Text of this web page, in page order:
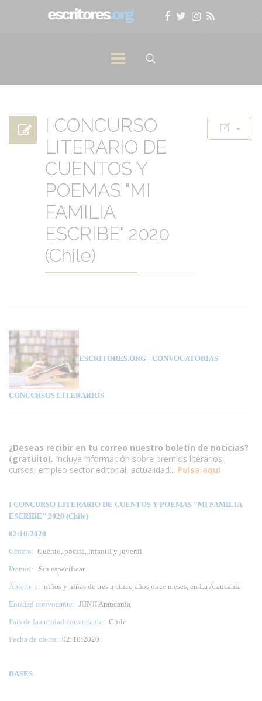
I CONCURSO
LITERARIO DE
CUENTOS Y
POEMAS "MI
FAMILIA
ESCRIBE" 2020
(Chile)
ESCRITORES.ORG - CONVOCATORIAS
CONCURSOS LITERARIOS
¿Deseas recibir en tu correo nuestro boletín de noticias?
(gratuito). Incluye información sobre premios literarios,
cursos, empleo sector editorial, actualidad... Pulsa aqui
I CONCURSO LITERARIO DE CUENTOS Y POEMAS "MI FAMILIA
ESCRIBE" 2020 (Chile)
02:10:2020
Género: Cuento, poesía, infantil y juvenil
Premio:
Sin especificar
Abierto a: niños y niñas de tres a cinco años once meses, en La Araucanía
Entidad convocante: JUNJI Araucanía
País de la entidad convocante: Chile
Fecha de cierre: 02:10:2020
BASES